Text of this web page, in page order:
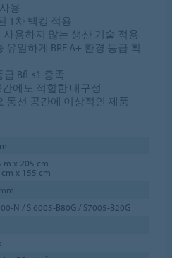
용
1차 백킹 적용
용하지 않는 생산 기술 적용
일하게 BRE A+ 환경 등급 획
Bfl-s1 충족
에도 적합한 내구성
동선 공간에 이상적인 제품
m x 205 cm
cm x 155 cm
N / S 6005-B80G / S7005-B20G